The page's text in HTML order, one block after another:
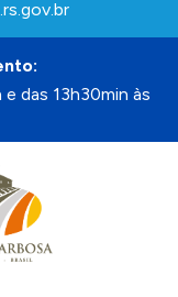
das 13h30min às